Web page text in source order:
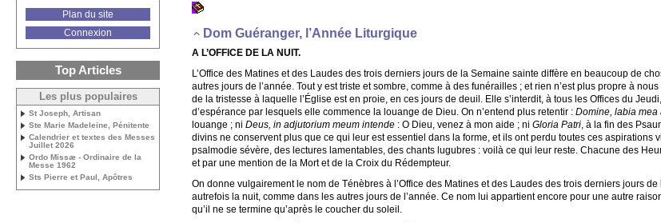
Dom Guéranger, l’Année Liturgique
A L’OFFICE DE LA NUIT.
L’Office des Matines et des Laudes des trois derniers jours de la Semaine sainte diffère en beaucoup de
autres jours de l’année. Tout y est triste et sombre, comme à des funérailles ; et rien n’est plus propre à
de la tristesse à laquelle l’Église est en proie, en ces jours de deuil. Elle s’interdit, à tous les Offices du
d’espérance par lesquels elle commence la louange de Dieu. On n’entend plus retentir : Domine, labia mea
louange ; ni Deus, in adjutorium meum intende : O Dieu, venez à mon aide ; ni Gloria Patri, à la fin des
divins ne conservent plus que ce qui leur est essentiel dans la forme, et ils ont perdu toutes ces aspirations
psalmodie sévère, des lectures lamentables, des chants lugubres : voilà ce qui leur reste. Chacune des
et par une mention de la Mort et de la Croix du Rédempteur.
On donne vulgairement le nom de Ténèbres à l’Office des Matines et des Laudes des trois derniers jours
autrefois la nuit, comme dans les autres jours de l’année. Ce nom lui appartient encore pour une autre
qu’il ne se termine qu’après le coucher du soleil.
Plan du site
Connexion
Top Articles
Les plus populaires
St Joseph, Artisan
Ste Marie Madeleine, Pénitente
Calendrier et textes des Messes
Juillet 2026
Ordo Missæ - Ordinaire de la
Messe 1962
Sts Pierre et Paul, Apôtres